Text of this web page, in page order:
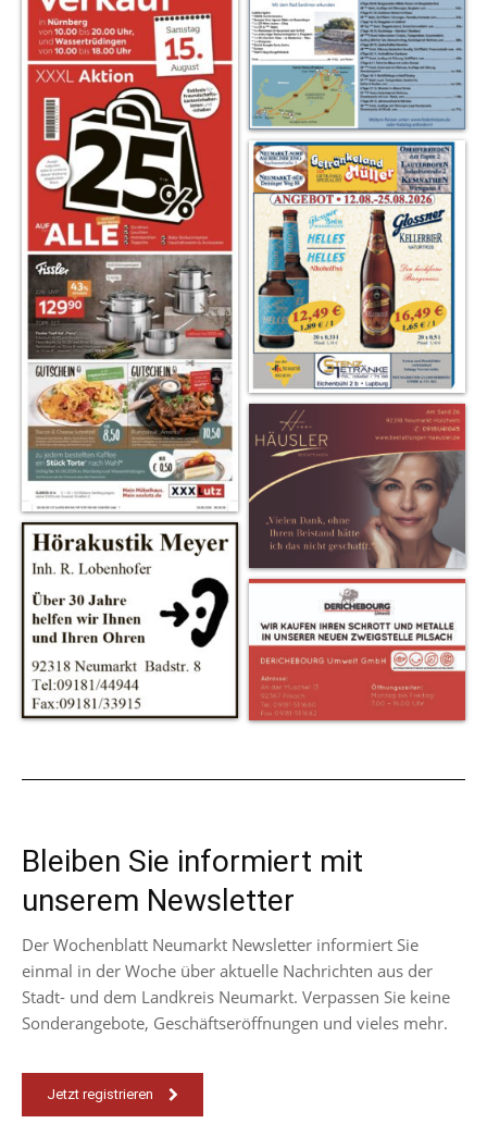
Bleiben Sie informiert mit
unserem Newsletter
Der Wochenblatt Neumarkt Newsletter informiert Sie
einmal in der Woche über aktuelle Nachrichten aus der
Stadt- und dem Landkreis Neumarkt. Verpassen Sie keine
Sonderangebote, Geschäftseröffnungen und vieles mehr.
Jetzt registrieren